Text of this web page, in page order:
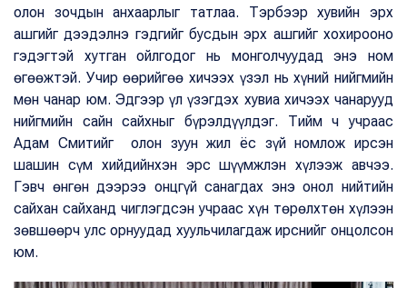
олон зочдын анхаарлыг татлаа. Тэрбээр хувийн эрх
ашгийг дээдэлнэ гэдгийг бус­дын эрх ашгийг хохирооно
гэдэгтэй хутган ойлгодог нь монголчуудад энэ ном
өгөөжтэй. Учир өөрийгөө хичээх үзэл нь хүний нийгмийн
мөн чанар юм. Эдгээр үл үзэгдэх хувиа хичээх чанарууд
нийгмийн сайн сайхныг бүрэлдүүлдэг. Тийм ч учраас
Адам Смитийг олон зуун жил ёс зүй номлож ирсэн
шашин сүм хийдийнхэн эрс шүүмжлэн хүлээж авчээ.
Гэвч өнгөн дээрээ онцгүй санагдах энэ онол нийтийн
сайхан сайханд чиглэгдсэн учраас хүн төрөлхтөн хүлээн
зөвшөөрч улс орнуудад хуульчилагдаж ирснийг онцолсон
юм.